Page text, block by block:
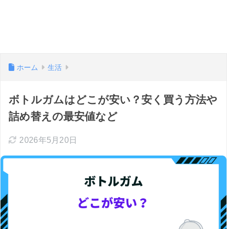
ホーム 生活
ボトルガムはどこが安い？安く買う方法や
詰め替えの最安値など
2026年5月20日